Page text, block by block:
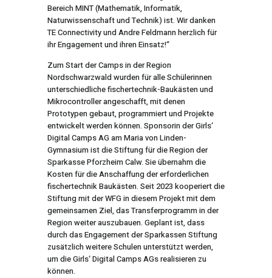
Bereich MINT (Mathematik, Informatik,
Naturwissenschaft und Technik) ist. Wir danken
TE Connectivity und Andre Feldmann herzlich für
ihr Engagement und ihren Einsatz!“
Zum Start der Camps in der Region
Nordschwarzwald wurden für alle Schülerinnen
unterschiedliche fischertechnik-Baukästen und
Mikrocontroller angeschafft, mit denen
Prototypen gebaut, programmiert und Projekte
entwickelt werden können. Sponsorin der Girls‘
Digital Camps AG am Maria von Linden-
Gymnasium ist die Stiftung für die Region der
Sparkasse Pforzheim Calw. Sie übernahm die
Kosten für die Anschaffung der erforderlichen
fischertechnik Baukästen. Seit 2023 kooperiert die
Stiftung mit der WFG in diesem Projekt mit dem
gemeinsamen Ziel, das Transferprogramm in der
Region weiter auszubauen. Geplant ist, dass
durch das Engagement der Sparkassen Stiftung
zusätzlich weitere Schulen unterstützt werden,
um die Girls‘ Digital Camps AGs realisieren zu
können.